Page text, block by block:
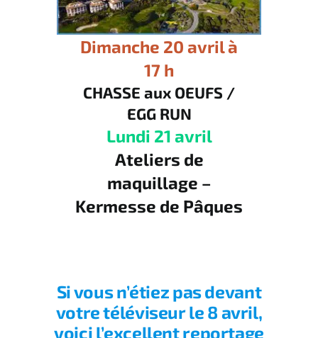
Dimanche 20 avril à
17 h
CHASSE aux OEUFS /
EGG RUN
Lundi 21 avril
Ateliers de
maquillage –
Kermesse de Pâques
Si vous n’étiez pas devant
votre téléviseur le 8 avril,
voici l’excellent reportage